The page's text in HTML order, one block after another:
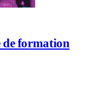
de formation